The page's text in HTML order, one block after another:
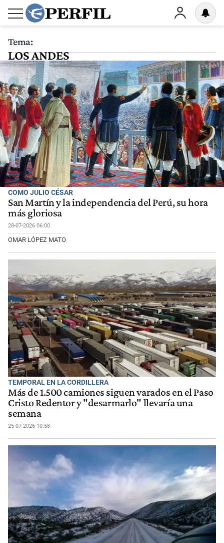
Tema:
LOS ANDES
COMO JULIO CÉSAR
San Martín y la independencia del Perú, su hora
más gloriosa
28-07-2026 06:00
OMAR LÓPEZ MATO
TEMPORAL EN LA CORDILLERA
Más de 1.500 camiones siguen varados en el Paso
Cristo Redentor y "desarmarlo" llevaría una
semana
25-07-2026 10:58